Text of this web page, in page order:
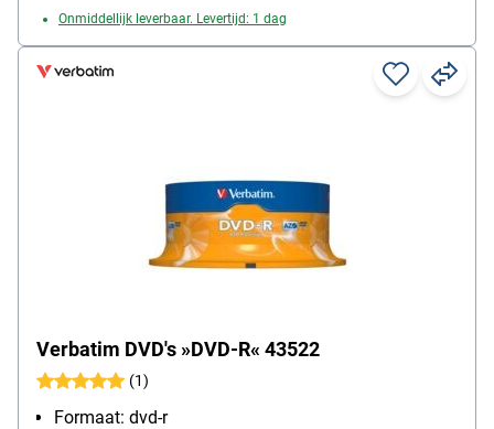
Onmiddellijk leverbaar. Levertijd: 1 dag
Verbatim DVD's »DVD-R« 43522
(1)
Formaat: dvd-r